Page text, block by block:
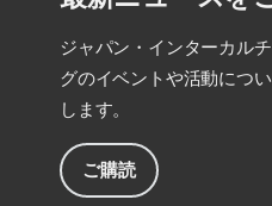
ジャパン・インターカル
グのイベントや活動につ
します。
ご購読